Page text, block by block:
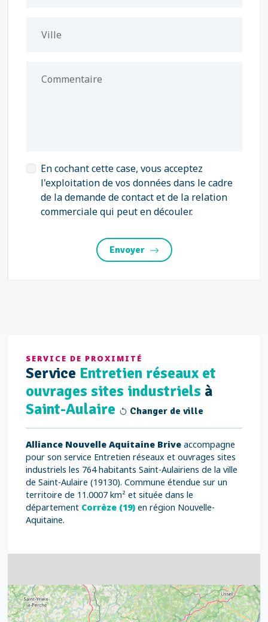
Ville
Commentaire
En cochant cette case, vous acceptez
l'exploitation de vos données dans le cadre
de la demande de contact et de la relation
commerciale qui peut en découler.
Envoyer
SERVICE DE PROXIMITÉ
Service Entretien réseaux et
ouvrages sites industriels à
Saint-Aulaire
Changer de ville
Alliance Nouvelle Aquitaine Brive accompagne
pour son service Entretien réseaux et ouvrages sites
industriels les 764 habitants Saint-Aulairiens de la ville
de Saint-Aulaire (19130). Commune étendue sur un
territoire de 11.0007 km² et située dans le
département Corrèze (19) en région Nouvelle-
Aquitaine.